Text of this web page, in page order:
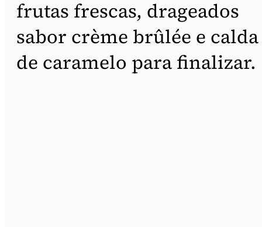
frutas frescas, drageados
sabor crème brûlée e calda
de caramelo para finalizar.